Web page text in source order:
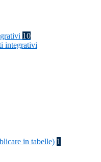
10
integrativi
in tabelle) 1